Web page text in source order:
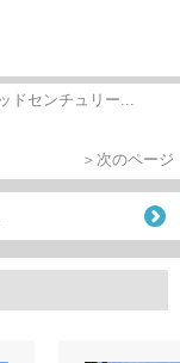
ドセンチュリー...
＞次のページ